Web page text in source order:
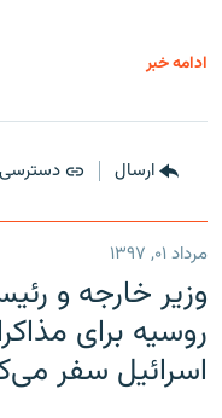
ادامه خبر
ارسال
مرداد ۰۱, ۱۳۹۷
وزیر خارجه و
روسیه برای
اسرائیل سفر